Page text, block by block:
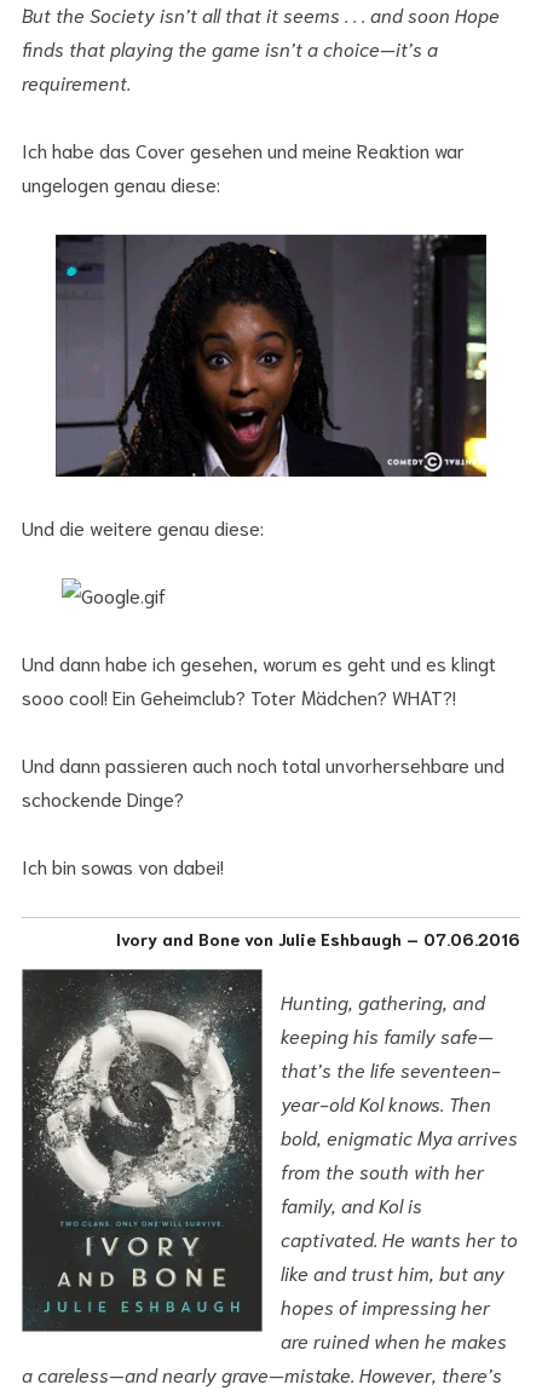
But the Society isn’t all that it seems . . . and soon Hope
finds that playing the game isn’t a choice—it’s a
requirement.
Ich habe das Cover gesehen und meine Reaktion war
ungelogen genau diese:
Und die weitere genau diese:
Und dann habe ich gesehen, worum es geht und es klingt
sooo cool! Ein Geheimclub? Toter Mädchen? WHAT?!
Und dann passieren auch noch total unvorhersehbare und
schockende Dinge?
Ich bin sowas von dabei!
Ivory and Bone von Julie Eshbaugh – 07.06.2016
Hunting, gathering, and
keeping his family safe—
that’s the life seventeen-
year-old Kol knows. Then
bold, enigmatic Mya arrives
from the south with her
family, and Kol is
captivated. He wants her to
like and trust him, but any
hopes of impressing her
are ruined when he makes
a careless—and nearly grave—mistake. However, there’s